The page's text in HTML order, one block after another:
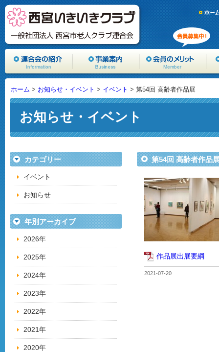
ホーム > お知らせ・イベント > イベント > 第54回 高齢者作品展
お知らせ・イベント
第54回 高齢者作品
作品展出展要綱
2021-07-20
カテゴリー
イベント
お知らせ
年別アーカイブ
2026年
2025年
2024年
2023年
2022年
2021年
2020年